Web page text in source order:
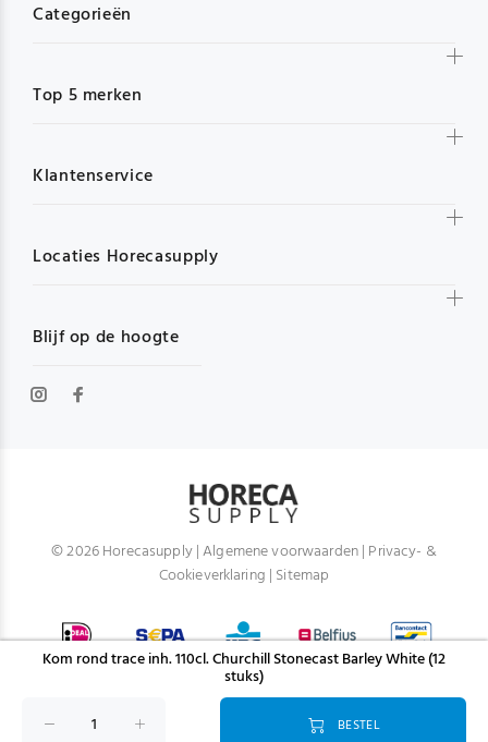
Kom rond trace inh. 110cl. Churchill Stonecast Barley White (12
stuks)
BESTEL
Blijf op de hoogte
Categorieën
Top 5 merken
Klantenservice
Locaties Horecasupply
© 2026 Horecasupply |Algemene voorwaarden| Privacy- &
Cookieverklaring | Sitemap